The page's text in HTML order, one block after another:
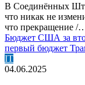
В Соединённых
что никак не
что прекращение /
Бюджет США за
первый бюджет
IT
04.06.2025